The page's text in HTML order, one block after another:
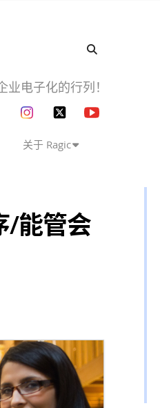
业电子化的行列！
关于 Ragic
/能管会